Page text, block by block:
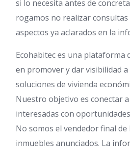
si lo necesita antes de
rogamos no realizar
aspectos ya aclarados en la
Ecohabitec es una plataforma
en promover y dar visibilidad
soluciones de vivienda
Nuestro objetivo es conectar
interesadas con
No somos el vendedor final
inmuebles anunciados. La